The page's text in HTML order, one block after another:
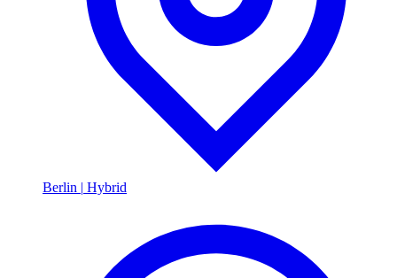
Berlin | Hybrid